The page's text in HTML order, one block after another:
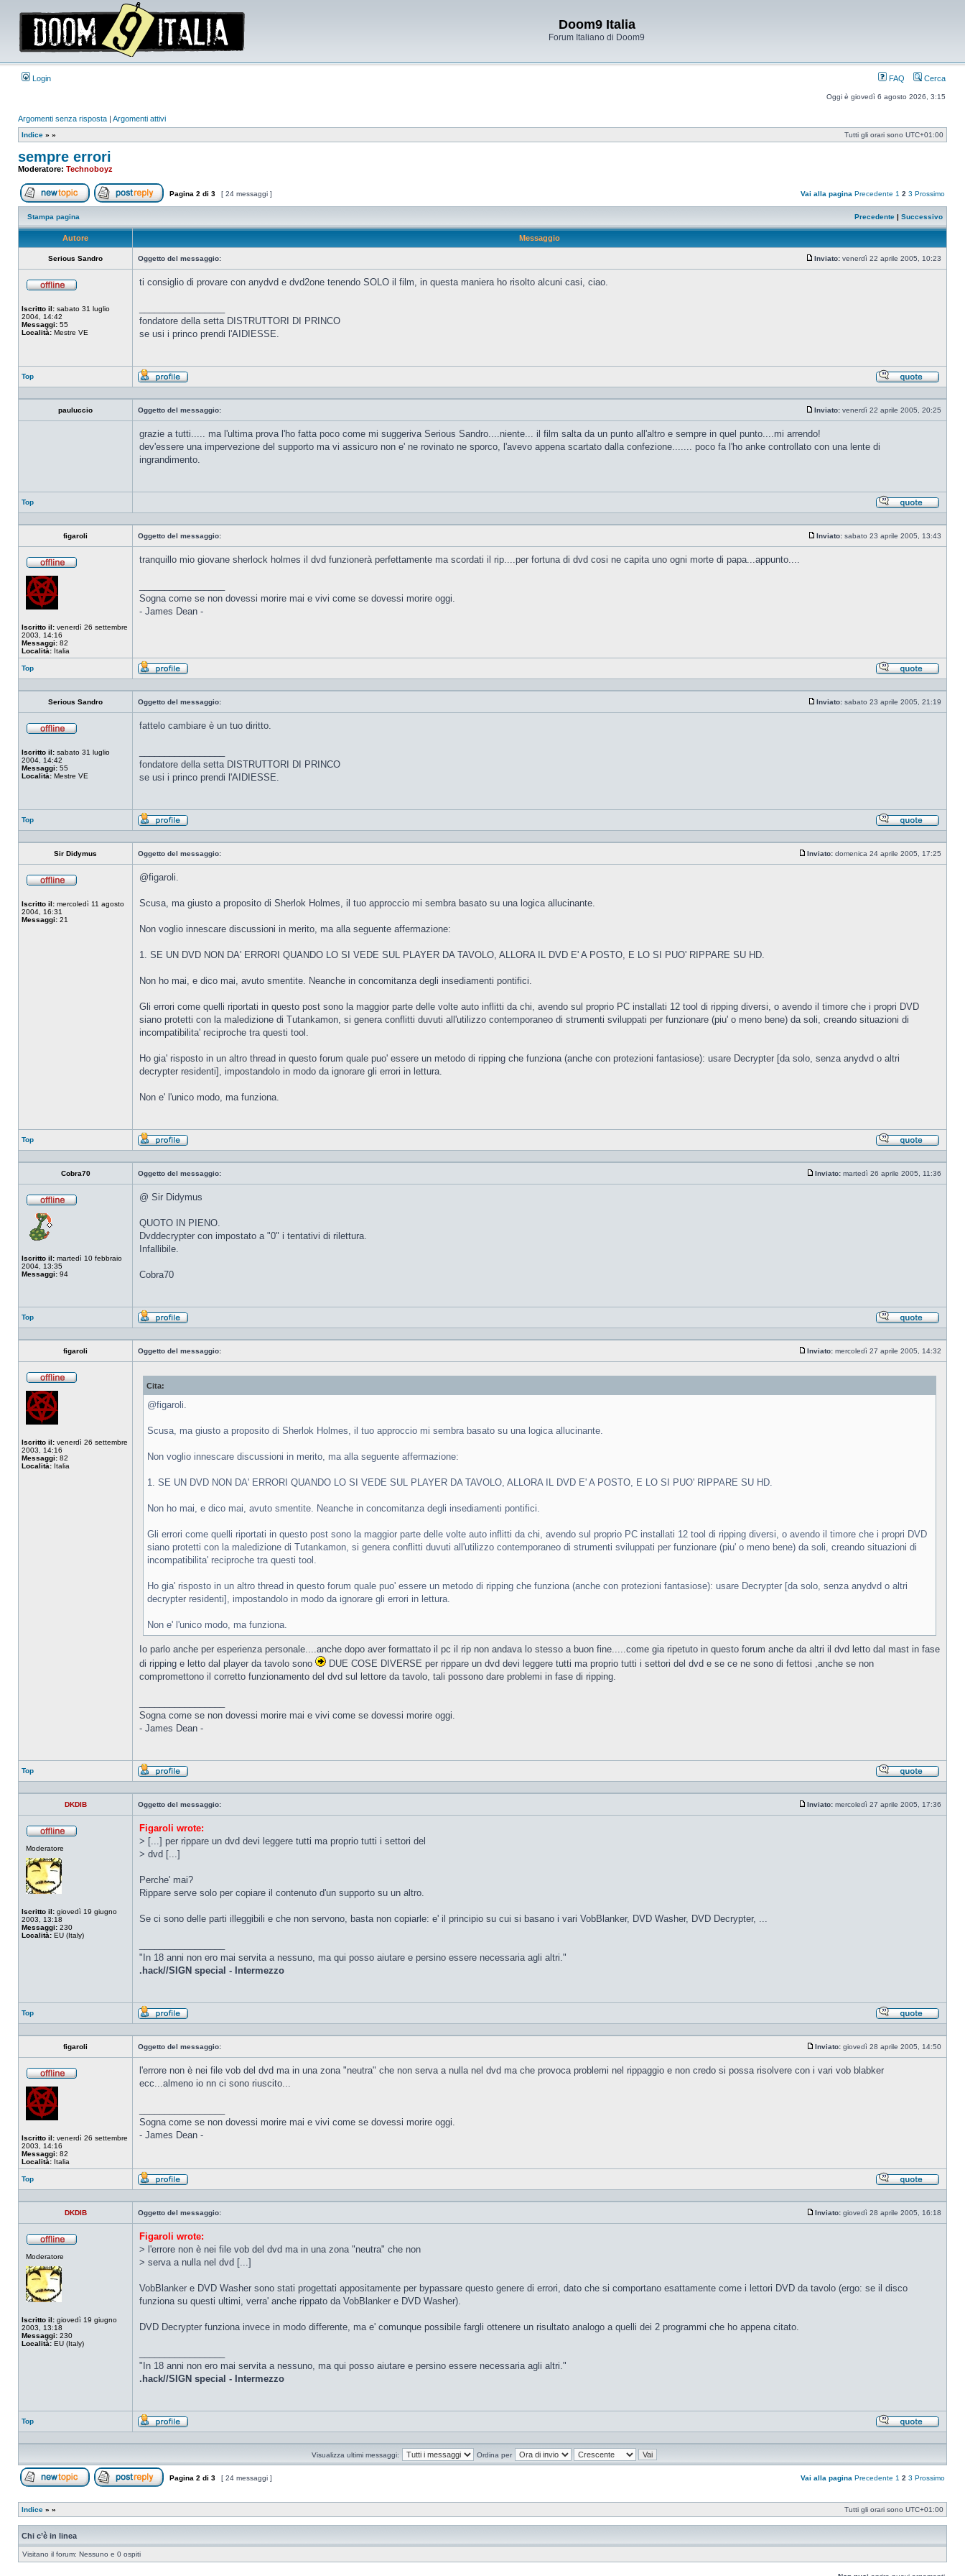
Doom9 Italia
Forum Italiano di Doom9
Login FAQ Cerca
Oggi è giovedì 6 agosto 2026, 3:15
Argomenti senza risposta | Argomenti attivi
Indice » » Tutti gli orari sono UTC+01:00
sempre errori
Moderatore: Technoboyz
Apri un nuovo argomentoRispondi all’argomento
Pagina 2 di 3 [ 24 messaggi ] Vai alla pagina Precedente 1 2 3 Prossimo
Stampa pagina Precedente | Successivo
Autore Messaggio
Serious Sandro
Oggetto del messaggio:
Inviato: venerdì 22 aprile 2005, 10:23
Iscritto il: sabato 31 luglio
2004, 14:42
Messaggi: 55
Località: Mestre VE
ti consiglio di provare con anydvd e dvd2one tenendo SOLO il film, in questa maniera ho risolto alcuni casi, ciao.
fondatore della setta DISTRUTTORI DI PRINCO
se usi i princo prendi l'AIDIESSE.
Top
Profilo
pauluccio
Oggetto del messaggio:
Inviato: venerdì 22 aprile 2005, 20:25
grazie a tutti..... ma l'ultima prova l'ho fatta poco come mi suggeriva Serious Sandro....niente... il film salta da un punto all'altro e sempre in quel punto....mi arrendo!
dev'essere una impervezione del supporto ma vi assicuro non e' ne rovinato ne sporco, l'avevo appena scartato dalla confezione....... poco fa l'ho anke controllato con una lente di
ingrandimento.
Top
figaroli
Oggetto del messaggio:
Inviato: sabato 23 aprile 2005, 13:43
Iscritto il: venerdì 26 settembre
2003, 14:16
Messaggi: 82
Località: Italia
tranquillo mio giovane sherlock holmes il dvd funzionerà perfettamente ma scordati il rip....per fortuna di dvd cosi ne capita uno ogni morte di papa...appunto....
Sogna come se non dovessi morire mai e vivi come se dovessi morire oggi.
- James Dean -
Top
Profilo
Serious Sandro
Oggetto del messaggio:
Inviato: sabato 23 aprile 2005, 21:19
Iscritto il: sabato 31 luglio
2004, 14:42
Messaggi: 55
Località: Mestre VE
fattelo cambiare è un tuo diritto.
fondatore della setta DISTRUTTORI DI PRINCO
se usi i princo prendi l'AIDIESSE.
Top
Profilo
Sir Didymus
Oggetto del messaggio:
Inviato: domenica 24 aprile 2005, 17:25
Iscritto il: mercoledì 11 agosto
2004, 16:31
Messaggi: 21
@figaroli.
Scusa, ma giusto a proposito di Sherlok Holmes, il tuo approccio mi sembra basato su una logica allucinante.
Non voglio innescare discussioni in merito, ma alla seguente affermazione:
1. SE UN DVD NON DA' ERRORI QUANDO LO SI VEDE SUL PLAYER DA TAVOLO, ALLORA IL DVD E' A POSTO, E LO SI PUO' RIPPARE SU HD.
Non ho mai, e dico mai, avuto smentite. Neanche in concomitanza degli insediamenti pontifici.
Gli errori come quelli riportati in questo post sono la maggior parte delle volte auto inflitti da chi, avendo sul proprio PC installati 12 tool di ripping diversi, o avendo il timore che i propri DVD
siano protetti con la maledizione di Tutankamon, si genera conflitti duvuti all'utilizzo contemporaneo di strumenti sviluppati per funzionare (piu' o meno bene) da soli, creando situazioni di
incompatibilita' reciproche tra questi tool.
Ho gia' risposto in un altro thread in questo forum quale puo' essere un metodo di ripping che funziona (anche con protezioni fantasiose): usare Decrypter [da solo, senza anydvd o altri
decrypter residenti], impostandolo in modo da ignorare gli errori in lettura.
Non e' l'unico modo, ma funziona.
Top
Profilo
Cobra70
Oggetto del messaggio:
Inviato: martedì 26 aprile 2005, 11:36
Iscritto il: martedì 10 febbraio
2004, 13:35
Messaggi: 94
@ Sir Didymus
QUOTO IN PIENO.
Dvddecrypter con impostato a "0" i tentativi di rilettura.
Infallibile.
Cobra70
Top
Profilo
figaroli
Oggetto del messaggio:
Inviato: mercoledì 27 aprile 2005, 14:32
Iscritto il: venerdì 26 settembre
2003, 14:16
Messaggi: 82
Località: Italia
Cita:
@figaroli.
Scusa, ma giusto a proposito di Sherlok Holmes, il tuo approccio mi sembra basato su una logica allucinante.
Non voglio innescare discussioni in merito, ma alla seguente affermazione:
1. SE UN DVD NON DA' ERRORI QUANDO LO SI VEDE SUL PLAYER DA TAVOLO, ALLORA IL DVD E' A POSTO, E LO SI PUO' RIPPARE SU HD.
Non ho mai, e dico mai, avuto smentite. Neanche in concomitanza degli insediamenti pontifici.
Gli errori come quelli riportati in questo post sono la maggior parte delle volte auto inflitti da chi, avendo sul proprio PC installati 12 tool di ripping diversi, o avendo il timore che i propri DVD
siano protetti con la maledizione di Tutankamon, si genera conflitti duvuti all'utilizzo contemporaneo di strumenti sviluppati per funzionare (piu' o meno bene) da soli, creando situazioni di
incompatibilita' reciproche tra questi tool.
Ho gia' risposto in un altro thread in questo forum quale puo' essere un metodo di ripping che funziona (anche con protezioni fantasiose): usare Decrypter [da solo, senza anydvd o altri
decrypter residenti], impostandolo in modo da ignorare gli errori in lettura.
Non e' l'unico modo, ma funziona.
Io parlo anche per esperienza personale....anche dopo aver formattato il pc il rip non andava lo stesso a buon fine.....come gia ripetuto in questo forum anche da altri il dvd letto dal mast in fase
di ripping e letto dal player da tavolo sono
DUE COSE DIVERSE per rippare un dvd devi leggere tutti ma proprio tutti i settori del dvd e se ce ne sono di fettosi ,anche se non
compromettono il corretto funzionamento del dvd sul lettore da tavolo, tali possono dare problemi in fase di ripping.
Sogna come se non dovessi morire mai e vivi come se dovessi morire oggi.
- James Dean -
Top
Profilo
DKDIB
Oggetto del messaggio:
Inviato: mercoledì 27 aprile 2005, 17:36
Moderatore
Iscritto il: giovedì 19 giugno
2003, 13:18
Messaggi: 230
Località: EU (Italy)
Figaroli wrote:
> [...] per rippare un dvd devi leggere tutti ma proprio tutti i settori del
> dvd [...]
Perche' mai?
Rippare serve solo per copiare il contenuto d'un supporto su un altro.
Se ci sono delle parti illeggibili e che non servono, basta non copiarle: e' il principio su cui si basano i vari VobBlanker, DVD Washer, DVD Decrypter, ...
"In 18 anni non ero mai servita a nessuno, ma qui posso aiutare e persino essere necessaria agli altri."
.hack//SIGN special - Intermezzo
Top
Profilo
figaroli
Oggetto del messaggio:
Messaggio
Inviato: giovedì 28 aprile 2005, 14:50
Iscritto il: venerdì 26 settembre
2003, 14:16
Messaggi: 82
Località: Italia
l'errore non è nei file vob del dvd ma in una zona "neutra" che non serva a nulla nel dvd ma che provoca problemi nel rippaggio e non credo si possa risolvere con i vari vob blabker
ecc...almeno io nn ci sono riuscito...
Sogna come se non dovessi morire mai e vivi come se dovessi morire oggi.
- James Dean -
Top
Profilo
DKDIB
Oggetto del messaggio:
Messaggio
Inviato: giovedì 28 aprile 2005, 16:18
Moderatore
Iscritto il: giovedì 19 giugno
2003, 13:18
Messaggi: 230
Località: EU (Italy)
Figaroli wrote:
> l'errore non è nei file vob del dvd ma in una zona "neutra" che non
> serva a nulla nel dvd [...]
VobBlanker e DVD Washer sono stati progettati appositamente per bypassare questo genere di errori, dato che si comportano esattamente come i lettori DVD da tavolo (ergo: se il disco
funziona su questi ultimi, verra' anche rippato da VobBlanker e DVD Washer).
DVD Decrypter funziona invece in modo differente, ma e' comunque possibile fargli ottenere un risultato analogo a quelli dei 2 programmi che ho appena citato.
"In 18 anni non ero mai servita a nessuno, ma qui posso aiutare e persino essere necessaria agli altri."
.hack//SIGN special - Intermezzo
Top
Profilo
Visualizza ultimi messaggi:
Ordina per
Pagina 2 di 3 [ 24 messaggi ] Vai alla pagina Precedente 1 2 3 Prossimo
Indice » » Tutti gli orari sono UTC+01:00
Chi c’è in linea
Visitano il forum: Nessuno e 0 ospiti